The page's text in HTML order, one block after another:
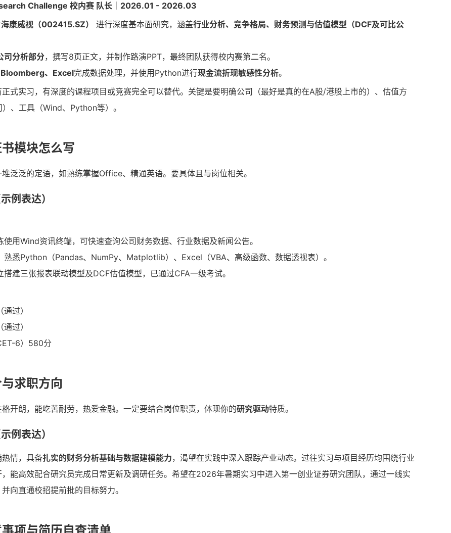
Challenge 校内赛 队长｜2026.01 - 2026.03
海康威视（002415.SZ） 进行深度基本面研究，涵盖行业分析、竞争格局、财务预测与估值模型（DCF及可比公
司分析部分，撰写8页正文，并制作路演PPT，最终团队获得校内赛第二名。
、Excel完成数据处理，并使用Python进行现金流折现敏感性分析。
正式实习，有深度的课程项目或竞赛完全可以替代。关键是要明确公司（最好是真的在A股/港股上市的）、估值方
、工具（Wind、Python等）。
模块怎么写
堆泛泛的定语，如熟练掌握Office、精通英语。要具体且与岗位相关。
例表达）
使用Wind资讯终端，可快速查询公司财务数据、行业数据及新闻公告。
熟悉Python（Pandas、NumPy、Matplotlib）、Excel（VBA、高级函数、数据透视表）。
搭建三张报表联动模型及DCF估值模型，已通过CFA一级考试。
过）
过）
6）580分
求职方向
格开朗，能吃苦耐劳，热爱金融。一定要结合岗位职责，体现你的研究驱动特质。
例表达）
情，具备扎实的财务分析基础与数据建模能力，渴望在实践中深入跟踪产业动态。过往实习与项目经历均围绕行业
能高效配合研究员完成日常更新及调研任务。希望在2026年暑期实习中进入第一创业证券研究团队，通过一线实
向直通校招提前批的目标努力。